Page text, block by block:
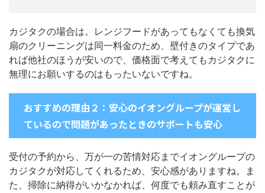
カジタクの場合は。レンジフードがあってもなくても換気
扇のクリーニングは同一料金のため、壁付きのタイプであ
れば他社のほうが安いので、価格面で考えてもカジタクに
無理にお願いするのはもったいないですね。
おすすめの理由２：安心のイオングループが運営し
ているので問題があったときのサポートも安心
受付の予約から、万が一の苦情対応までイオングループの
カジタクが対応してくれるため、安心感がありますね。ま
た、掃除に納得がいかなかれば、何度でも頼み直すことが